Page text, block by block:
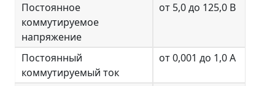
Постоянное
коммутируемое
напряжение
от 5,0 до 125,0 В
Постоянный
коммутируемый ток
от 0,001 до 1,0 А